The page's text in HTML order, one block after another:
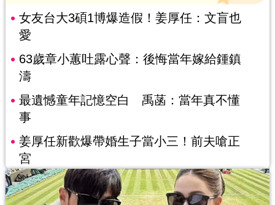
女友台大3碩1博爆造假！姜厚任：文盲也
愛
63歲章小蕙吐露心聲：後悔當年嫁給鍾鎮
濤
最遺憾童年記憶空白 禹菡：當年真不懂
事
姜厚任新歡爆帶婚生子當小三！前夫嗆正
宮